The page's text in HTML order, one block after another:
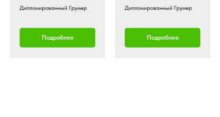
Дипломированный Грумер
Подробнее
Дипломированный Грумер
Подробнее